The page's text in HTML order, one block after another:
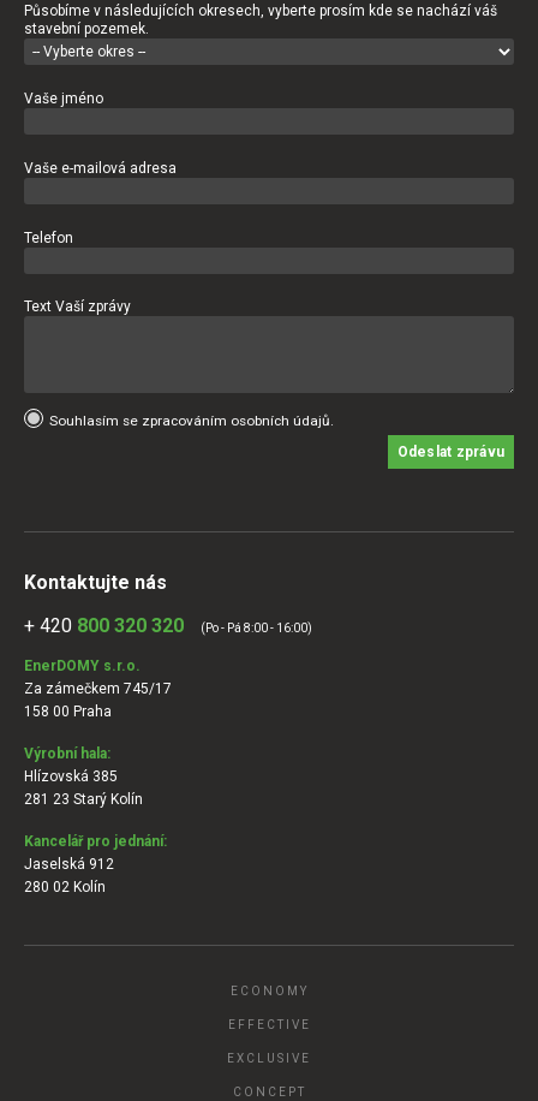
Působíme v následujících okresech, vyberte prosím kde se nachází váš
stavební pozemek.
Vaše jméno
Vaše e-mailová adresa
Telefon
Text Vaší zprávy
Souhlasím se zpracováním osobních údajů.
Odeslat zprávu
Kontaktujte nás
+ 420 800 320 320 (Po - Pá 8:00 - 16:00)
EnerDOMY s.r.o.
Za zámečkem 745/17
158 00 Praha
Výrobní hala:
Hlízovská 385
281 23 Starý Kolín
Kancelář pro jednání:
Jaselská 912
280 02 Kolín
ECONOMY
EFFECTIVE
EXCLUSIVE
CONCEPT